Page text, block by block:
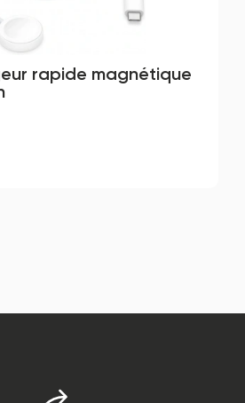
rapide magnétique